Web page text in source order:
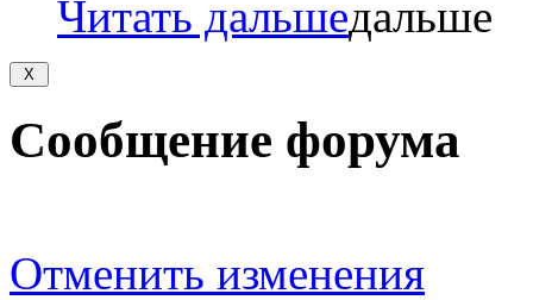
Читать дальше
Сообщение форума
Отменить изменения